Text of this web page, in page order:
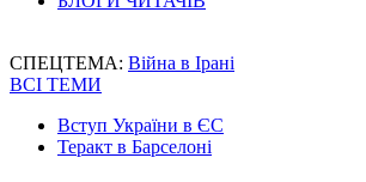
СПЕЦТЕМА: Війна в Ірані
ВСІ ТЕМИ
Вступ України в ЄС
Теракт в Барселоні